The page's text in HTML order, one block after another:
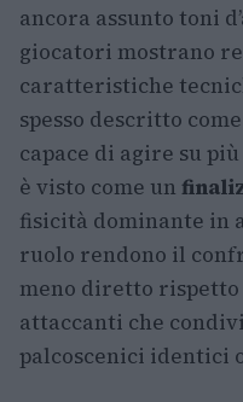
ancora assunto toni
giocatori mostrano
caratteristiche
spesso descritto
capace di agire su
è visto come un
fisicità dominante in
ruolo rendono il
meno diretto rispetto
attaccanti che
palcoscenici identici